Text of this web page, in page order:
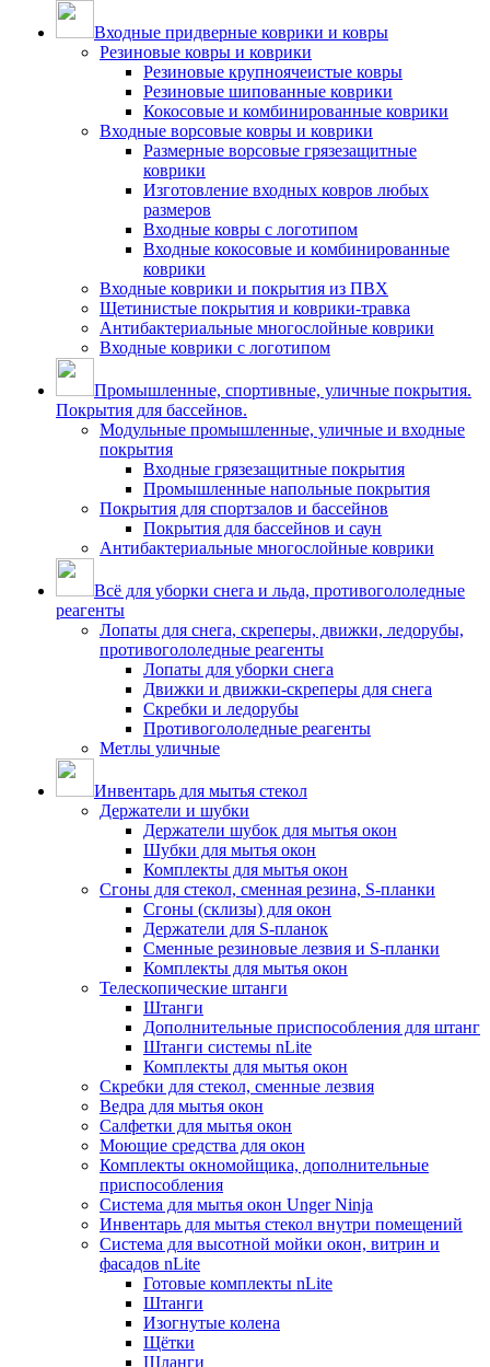
Входные придверные коврики и ковры
Резиновые ковры и коврики
Резиновые крупноячеистые ковры
Резиновые шипованные коврики
Кокосовые и комбинированные коврики
Входные ворсовые ковры и коврики
Размерные ворсовые грязезащитные
коврики
Изготовление входных ковров любых
размеров
Входные ковры с логотипом
Входные кокосовые и комбинированные
коврики
Входные коврики и покрытия из ПВХ
Щетинистые покрытия и коврики-травка
Антибактериальные многослойные коврики
Входные коврики с логотипом
Промышленные, спортивные, уличные покрытия.
Покрытия для бассейнов.
Модульные промышленные, уличные и входные
покрытия
Входные грязезащитные покрытия
Промышленные напольные покрытия
Покрытия для спортзалов и бассейнов
Покрытия для бассейнов и саун
Антибактериальные многослойные коврики
Всё для уборки снега и льда, противогололедные
реагенты
Лопаты для снега, скреперы, движки, ледорубы,
противогололедные реагенты
Лопаты для уборки снега
Движки и движки-скреперы для снега
Скребки и ледорубы
Противогололедные реагенты
Метлы уличные
Инвентарь для мытья стекол
Держатели и шубки
Держатели шубок для мытья окон
Шубки для мытья окон
Комплекты для мытья окон
Сгоны для стекол, сменная резина, S-планки
Сгоны (склизы) для окон
Держатели для S-планок
Сменные резиновые лезвия и S-планки
Комплекты для мытья окон
Телескопические штанги
Штанги
Дополнительные приспособления для штанг
Штанги системы nLite
Комплекты для мытья окон
Скребки для стекол, сменные лезвия
Ведра для мытья окон
Салфетки для мытья окон
Моющие средства для окон
Комплекты окномойщика, дополнительные
приспособления
Система для мытья окон Unger Ninja
Инвентарь для мытья стекол внутри помещений
Система для высотной мойки окон, витрин и
фасадов nLite
Готовые комплекты nLite
Штанги
Изогнутые колена
Щётки
Шланги